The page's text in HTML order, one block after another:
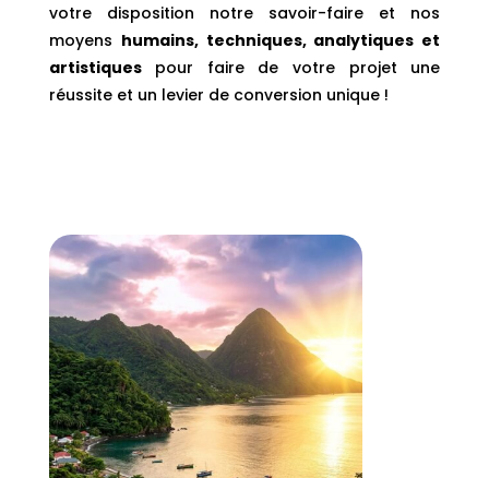
votre disposition notre savoir-faire et nos
moyens humains, techniques, analytiques et
artistiquespour faire de votre projet une
réussite et un levier de conversion unique !